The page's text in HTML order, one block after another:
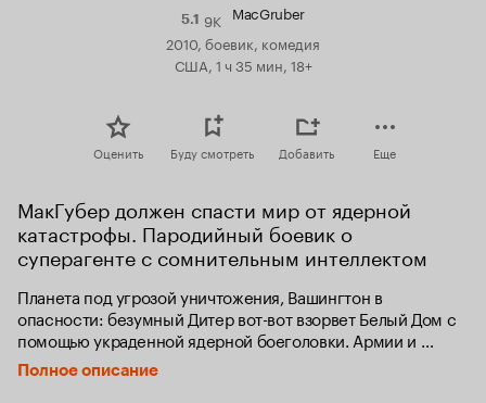
5.1Рейтинг
Кинопоиска
5.1
9K MacGruber
2010, боевик, комедия
США, 1 ч 35 мин, 18+
Оценить Буду смотреть Добавить Еще
МакГубер должен спасти мир от ядерной
катастрофы. Пародийный боевик о
суперагенте с сомнительным интеллектом
Планета под угрозой уничтожения, Вашингтон в
опасности: безумный Дитер вот-вот взорвет Белый Дом с
помощью украденной ядерной боеголовки. Армии и
спецслужбы всех государств опускают руки. Кто же
спасет мир? Конечно МакГрубер!
Полное описание